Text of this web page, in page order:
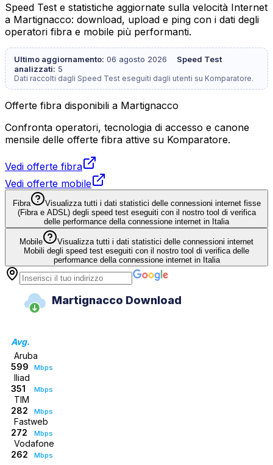
Speed Test e statistiche aggiornate sulla velocità Internet
a Martignacco: download, upload e ping con i dati degli
operatori fibra e mobile più performanti.
Ultimo aggiornamento: 06 agosto 2026
Speed Test
analizzati: 5
Dati raccolti dagli Speed Test eseguiti dagli utenti su Komparatore.
Offerte fibra disponibili a Martignacco
Confronta operatori, tecnologia di accesso e canone
mensile delle offerte fibra attive su Komparatore.
Vedi offerte fibra
Vedi offerte mobile
Fibra
Visualizza tutti i dati statistici delle connessioni internet fisse
(Fibra e ADSL) degli speed test eseguiti con il nostro tool di verifica
delle performance della connessione internet in Italia
Mobile
Visualizza tutti i dati statistici delle connessioni internet
Mobili degli speed test eseguiti con il nostro tool di verifica delle
performance della connessione internet in Italia
Martignacco Download
Avg.
Aruba
599
Mbps
Iliad
351
Mbps
TIM
282
Mbps
Fastweb
272
Mbps
Vodafone
262
Mbps